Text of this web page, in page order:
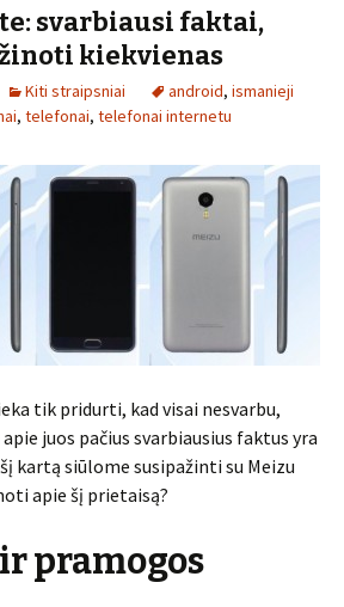
svarbiausi faktai,
kiekvienas
Kiti straipsniai android, ismanieji
, telefonai, telefonai internetu
tik pridurti, kad visai nesvarbu,
juos pačius svarbiausius faktus yra
kartą siūlome susipažinti su Meizu
apie šį prietaisą?
pramogos